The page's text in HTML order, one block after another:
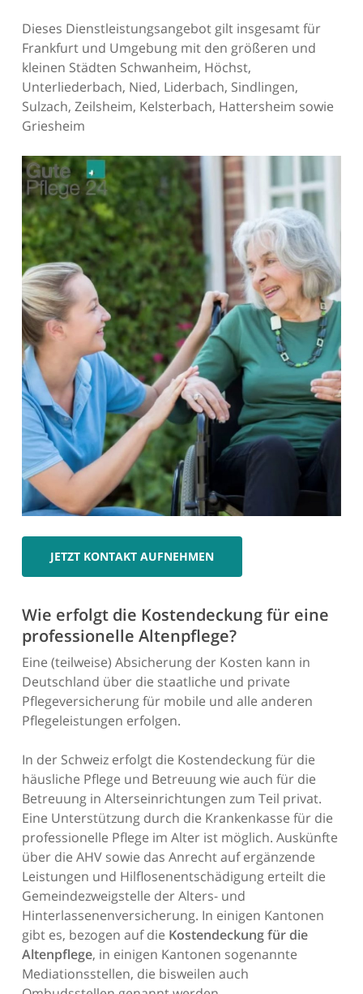
Dieses Dienstleistungsangebot gilt insgesamt für
Frankfurt und Umgebung mit den größeren und
kleinen Städten Schwanheim, Höchst,
Unterliederbach, Nied, Liderbach, Sindlingen,
Sulzach, Zeilsheim, Kelsterbach, Hattersheim sowie
Griesheim
JETZT KONTAKT AUFNEHMEN
Wie erfolgt die Kostendeckung für eine
professionelle Altenpflege?
Eine (teilweise) Absicherung der Kosten kann in
Deutschland über die staatliche und private
Pflegeversicherung für mobile und alle anderen
Pflegeleistungen erfolgen.
In der Schweiz erfolgt die Kostendeckung für die
häusliche Pflege und Betreuung wie auch für die
Betreuung in Alterseinrichtungen zum Teil privat.
Eine Unterstützung durch die Krankenkasse für die
professionelle Pflege im Alter ist möglich. Auskünfte
über die AHV sowie das Anrecht auf ergänzende
Leistungen und Hilflosenentschädigung erteilt die
Gemeindezweigstelle der Alters- und
Hinterlassenenversicherung. In einigen Kantonen
gibt es, bezogen auf die Kostendeckung für die
Altenpflege, in einigen Kantonen sogenannte
Mediationsstellen, die bisweilen auch